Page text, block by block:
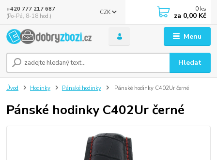
Menu
CZK
Hledat
+420 777 217 687
(Po-Pá, 8-18 hod.)
0 ks
za 0,00 Kč
Úvod Hodinky Pánské hodinky Pánské hodinky C402Ur černé
Pánské hodinky C402Ur černé